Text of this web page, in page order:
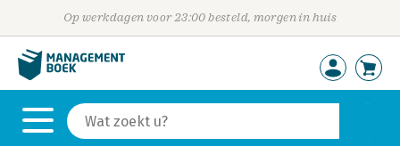
Op werkdagen voor 23:00 besteld, morgen in huis